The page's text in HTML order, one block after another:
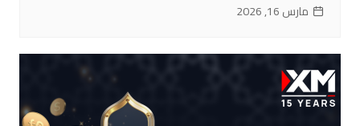
مارس 16, 2026